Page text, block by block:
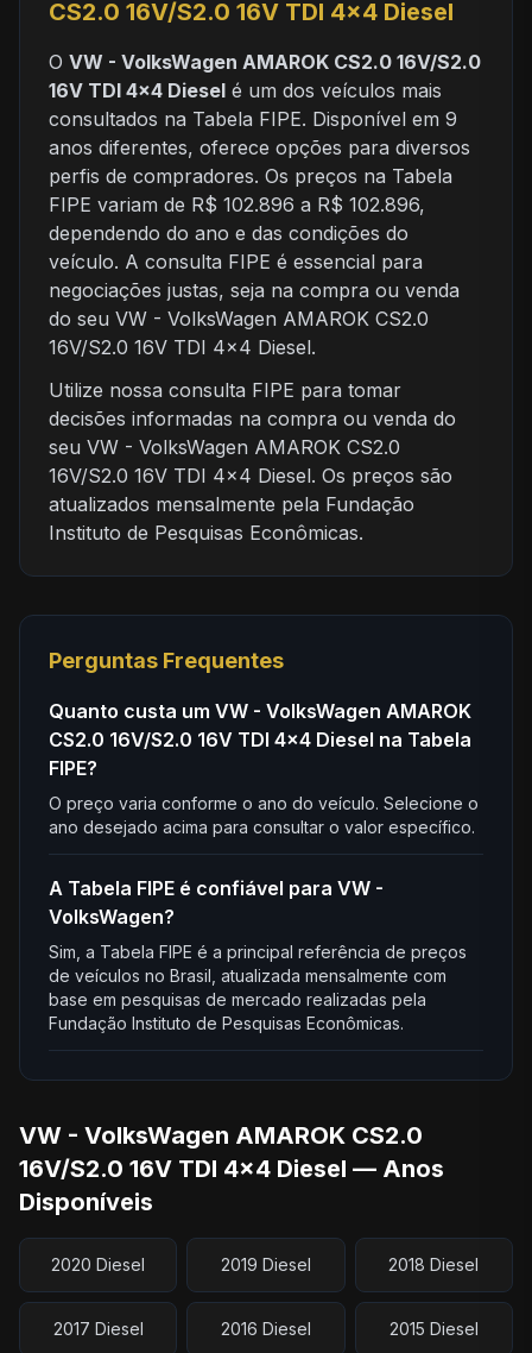
CS2.0 16V/S2.0 16V TDI 4x4 Diesel
O VW - VolksWagen AMAROK CS2.0 16V/S2.0
16V TDI 4x4 Diesel é um dos veículos mais
consultados na Tabela FIPE. Disponível em 9
anos diferentes, oferece opções para diversos
perfis de compradores. Os preços na Tabela
FIPE variam de R$ 102.896 a R$ 102.896,
dependendo do ano e das condições do
veículo. A consulta FIPE é essencial para
negociações justas, seja na compra ou venda
do seu VW - VolksWagen AMAROK CS2.0
16V/S2.0 16V TDI 4x4 Diesel.
Utilize nossa consulta FIPE para tomar
decisões informadas na compra ou venda do
seu VW - VolksWagen AMAROK CS2.0
16V/S2.0 16V TDI 4x4 Diesel. Os preços são
atualizados mensalmente pela Fundação
Instituto de Pesquisas Econômicas.
Perguntas Frequentes
Quanto custa um VW - VolksWagen AMAROK
CS2.0 16V/S2.0 16V TDI 4x4 Diesel na Tabela
FIPE?
O preço varia conforme o ano do veículo. Selecione o
ano desejado acima para consultar o valor específico.
A Tabela FIPE é confiável para VW -
VolksWagen?
Sim, a Tabela FIPE é a principal referência de preços
de veículos no Brasil, atualizada mensalmente com
base em pesquisas de mercado realizadas pela
Fundação Instituto de Pesquisas Econômicas.
VW - VolksWagen AMAROK CS2.0
16V/S2.0 16V TDI 4x4 Diesel — Anos
Disponíveis
2020 Diesel 2019 Diesel 2018 Diesel
2017 Diesel 2016 Diesel 2015 Diesel